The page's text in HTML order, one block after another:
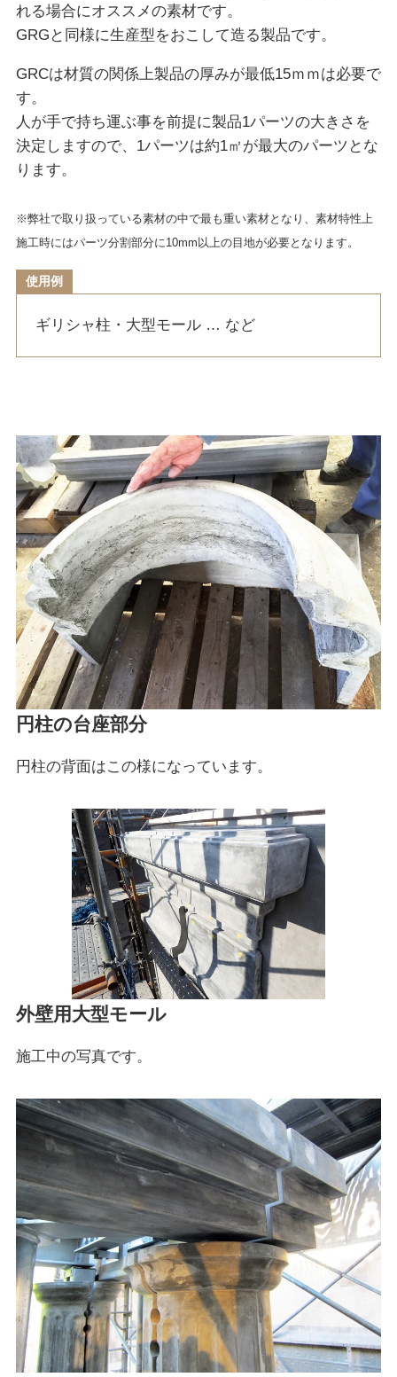
れる場合にオススメの素材です。
GRGと同様に生産型をおこして造る製品です。
GRCは材質の関係上製品の厚みが最低15ｍｍは必要で
す。
人が手で持ち運ぶ事を前提に製品1パーツの大きさを
決定しますので、1パーツは約1㎡が最大のパーツとな
ります。
※弊社で取り扱っている素材の中で最も重い素材となり、素材特性上
施工時にはパーツ分割部分に10mm以上の目地が必要となります。
使用例
ギリシャ柱・大型モール … など
円柱の台座部分
円柱の背面はこの様になっています。
外壁用大型モール
施工中の写真です。